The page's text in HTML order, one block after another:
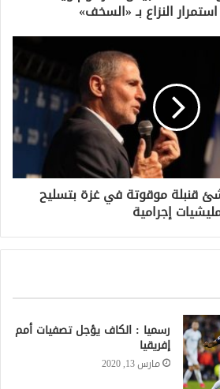
النزاع بـ «السخف»
قنبلة موقوتة في غزة بتسليح
إجرامية
رسميا : الكاف يؤجل تصفيات أمم
إفريقيا
مارس 13, 2020